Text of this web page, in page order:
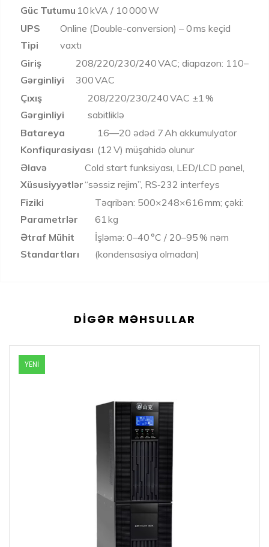
Güc Tutumu 10 kVA / 10 000 W
UPS
Tipi
Online (Double-conversion) – 0 ms keçid
vaxtı
Giriş
Gərginliyi
208/220/230/240 VAC; diapazon: 110–
300 VAC
Çıxış
Gərginliyi
208/220/230/240 VAC ±1 %
sabitliklə
Batareya
Konfiqurasiyası
16—20 ədəd 7 Ah akkumulyator
(12 V) müşahidə olunur
Əlavə
Xüsusiyyətlər
Cold start funksiyası, LED/LCD panel,
“səssiz rejim”, RS‑232 interfeys
Fiziki
Parametrlər
Təqribən: 500×248×616 mm; çəki:
61 kg
Ətraf Mühit
Standartları
İşləmə: 0–40 °C / 20–95 % nəm
(kondensasiya olmadan)
DIGƏR MƏHSULLAR
YENİ